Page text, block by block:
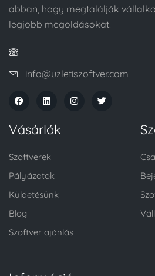
abban, hogy megtalálják
legjobb megoldásokat.
info@uzletiszoftver.com
Vásárlók
Szoftverek
Pályázatok
Küldetésünk
Blog
Szoftver ajánlás